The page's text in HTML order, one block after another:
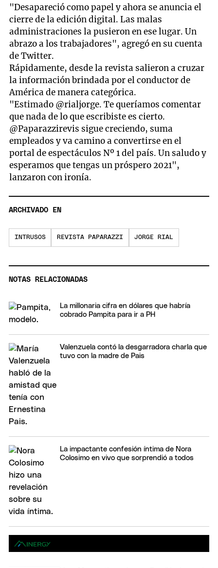
"Desapareció como papel y ahora se anuncia el
cierre de la edición digital. Las malas
administraciones la pusieron en ese lugar. Un
abrazo a los trabajadores", agregó en su cuenta
de Twitter.
Rápidamente, desde la revista salieron a cruzar
la información brindada por el conductor de
América de manera categórica.
"Estimado @rialjorge. Te queríamos comentar
que nada de lo que escribiste es cierto.
@Paparazzirevis sigue creciendo, suma
empleados y va camino a convertirse en el
portal de espectáculos Nº 1 del país. Un saludo y
esperamos que tengas un próspero 2021",
lanzaron con ironía.
ARCHIVADO EN
INTRUSOS REVISTA PAPARAZZI JORGE RIAL
NOTAS RELACIONADAS
La millonaria cifra en dólares que habría
cobrado Pampita para ir a PH
Valenzuela contó la desgarradora charla que
tuvo con la madre de Pais
La impactante confesión íntima de Nora
Colosimo en vivo que sorprendió a todos